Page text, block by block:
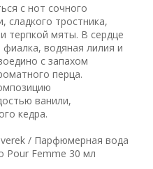
с нот сочного
сладкого тростника,
терпкой мяты. В сердце
водяная лилия и
с запахом
перца.
ванили,
кедра.
/ Парфюмерная вода
Pour Femme 30 мл